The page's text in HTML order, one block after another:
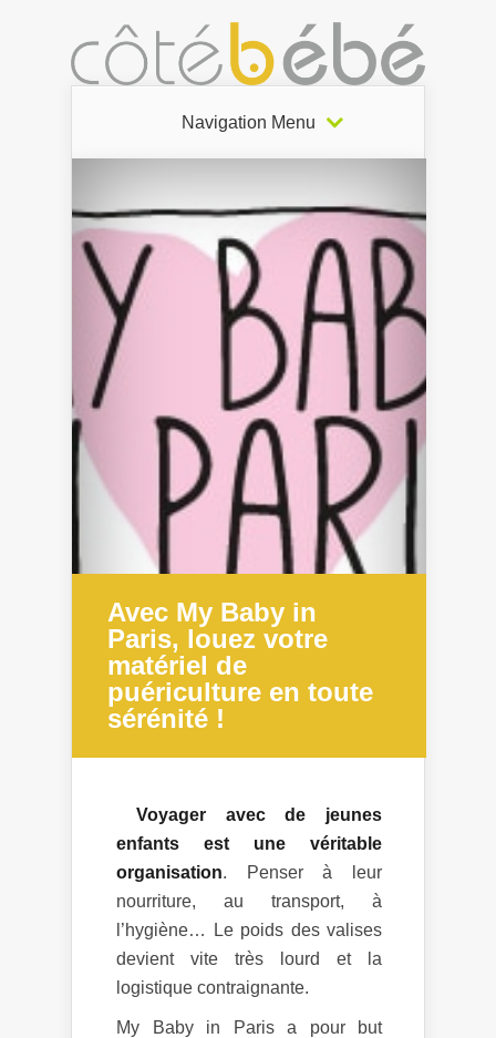
Navigation Menu
Avec My Baby in
Paris, louez votre
matériel de
puériculture en toute
sérénité !
Voyager avec de jeunes
enfants est une véritable
organisation. Penser à leur
nourriture, au transport, à
l’hygiène… Le poids des valises
devient vite très lourd et la
logistique contraignante.
My Baby in Paris a pour but